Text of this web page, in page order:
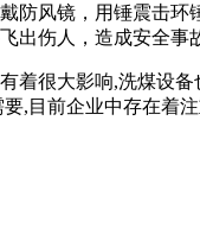
防风镜，用锤震击
出伤人，造成安全
着很大影响,洗煤设
,目前企业中存在着